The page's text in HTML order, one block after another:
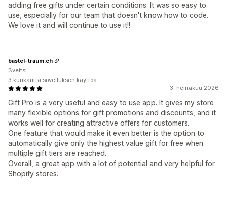
adding free gifts under certain conditions. It was so easy to
use, especially for our team that doesn't know how to code.
We love it and will continue to use it!!
3. heinäkuu 2026
Gift Pro is a very useful and easy to use app. It gives my store
many flexible options for gift promotions and discounts, and it
works well for creating attractive offers for customers.
One feature that would make it even better is the option to
automatically give only the highest value gift for free when
multiple gift tiers are reached.
Overall, a great app with a lot of potential and very helpful for
Shopify stores.
bastel-traum.ch
Sveitsi
3 kuukautta sovelluksen käyttöä